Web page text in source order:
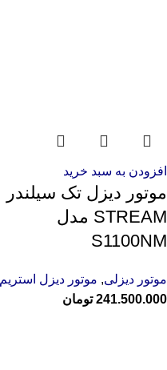
افزودن به سبد خرید
موتور دیزل تک سیلندر
STREAM مدل
S1100NM
موتور دیزلی, موتور دیزل استریم
241.500.000 تومان